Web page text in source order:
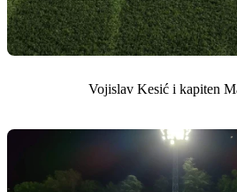
Vojislav Kesić i kapiten